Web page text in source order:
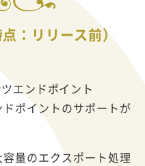
：リリース前）
エンドポイント
ポイントのサポートが
量のエクスポート処理